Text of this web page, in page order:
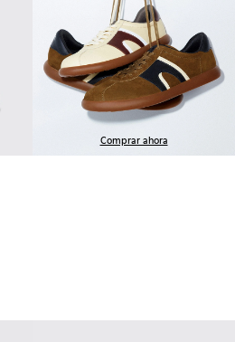
de piel burdeos para
- Mocasines de piel marrones
001 - Mocasines de piel
Comprar ahora